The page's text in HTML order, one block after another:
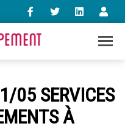
05 SERVICES
À